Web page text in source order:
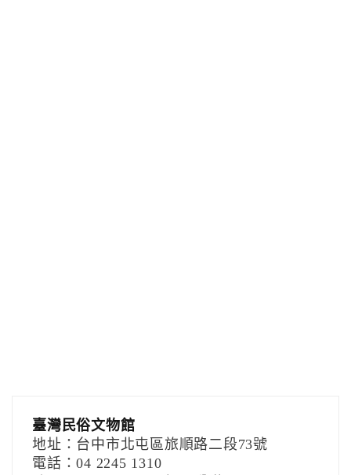
臺灣民俗文物館
地址：台中市北屯區旅順路二段73號
電話：04 2245 1310